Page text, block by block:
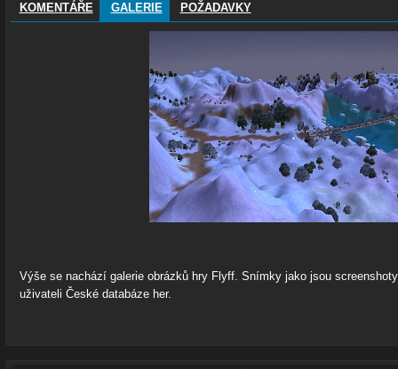
KOMENTÁŘE GALERIE POŽADAVKY
Výše se nachází galerie obrázků hry Flyff. Snímky jako jsou
uživateli České databáze her.